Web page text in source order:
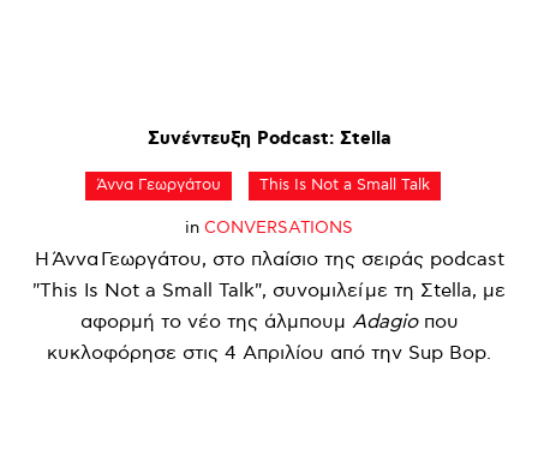
Συνέντευξη Podcast: Σtella
Άννα Γεωργάτου This Is Not a Small Talk
in CONVERSATIONS
Η Άννα Γεωργάτου, στο πλαίσιο της σειράς podcast
"This Is Not a Small Talk", συνομιλεί με τη Σtella, με
αφορμή το νέο της άλμπουμ Adagioπου
κυκλοφόρησε στις 4 Απριλίου από την Sup Bop.